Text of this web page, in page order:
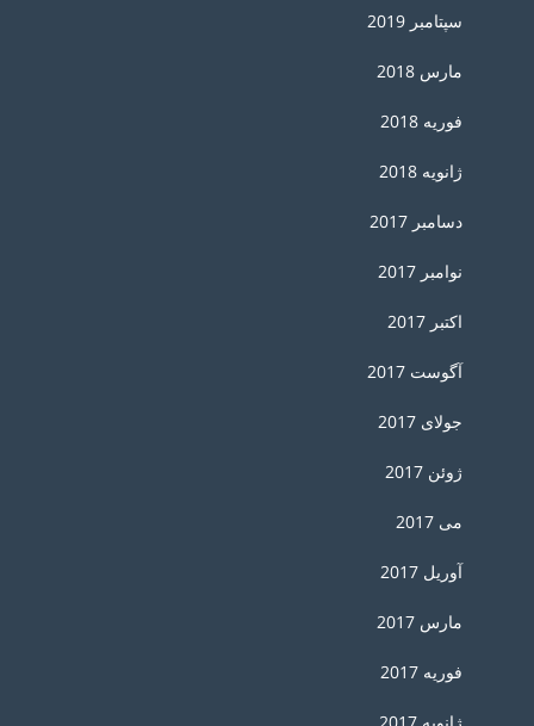
سپتامبر 2019
مارس 2018
فوریه 2018
ژانویه 2018
دسامبر 2017
نوامبر 2017
اکتبر 2017
آگوست 2017
جولای 2017
ژوئن 2017
می 2017
آوریل 2017
مارس 2017
فوریه 2017